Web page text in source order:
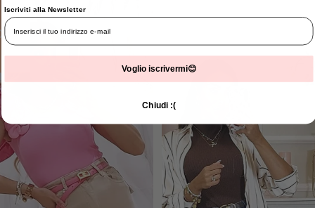
Marge
-
- 70%
Iscriviti alla Newsletter
Voglio iscrivermi😊
Chiudi :(